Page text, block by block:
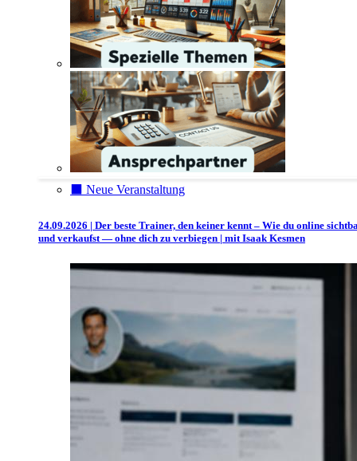
⬛️ Neue Veranstaltung
24.09.2026 | Der beste Trainer, den keiner kennt – Wie du online
und verkaufst — ohne dich zu verbiegen | mit Isaak Kesmen